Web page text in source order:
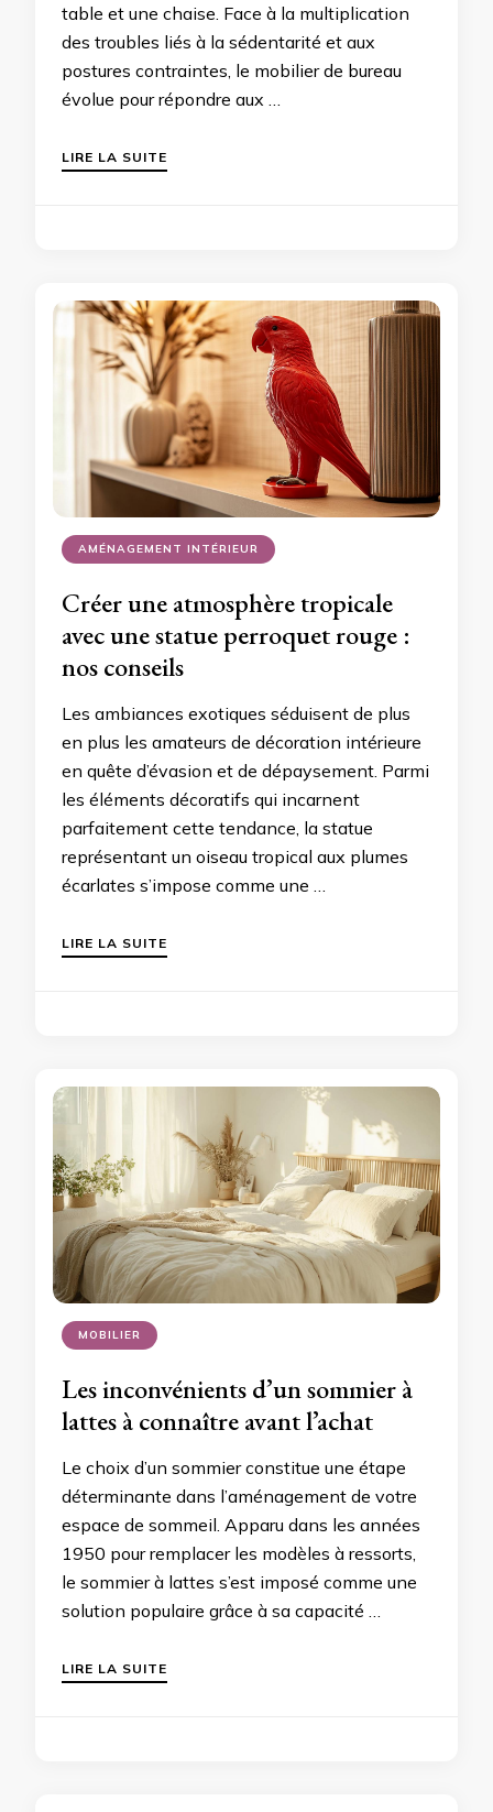
table et une chaise. Face à la multiplication
des troubles liés à la sédentarité et aux
postures contraintes, le mobilier de bureau
évolue pour répondre aux …
LIRE LA SUITE
AMÉNAGEMENT INTÉRIEUR
Créer une atmosphère tropicale
avec une statue perroquet rouge :
nos conseils
Les ambiances exotiques séduisent de plus
en plus les amateurs de décoration intérieure
en quête d’évasion et de dépaysement. Parmi
les éléments décoratifs qui incarnent
parfaitement cette tendance, la statue
représentant un oiseau tropical aux plumes
écarlates s’impose comme une …
LIRE LA SUITE
MOBILIER
Les inconvénients d’un sommier à
lattes à connaître avant l’achat
Le choix d’un sommier constitue une étape
déterminante dans l’aménagement de votre
espace de sommeil. Apparu dans les années
1950 pour remplacer les modèles à ressorts,
le sommier à lattes s’est imposé comme une
solution populaire grâce à sa capacité …
LIRE LA SUITE